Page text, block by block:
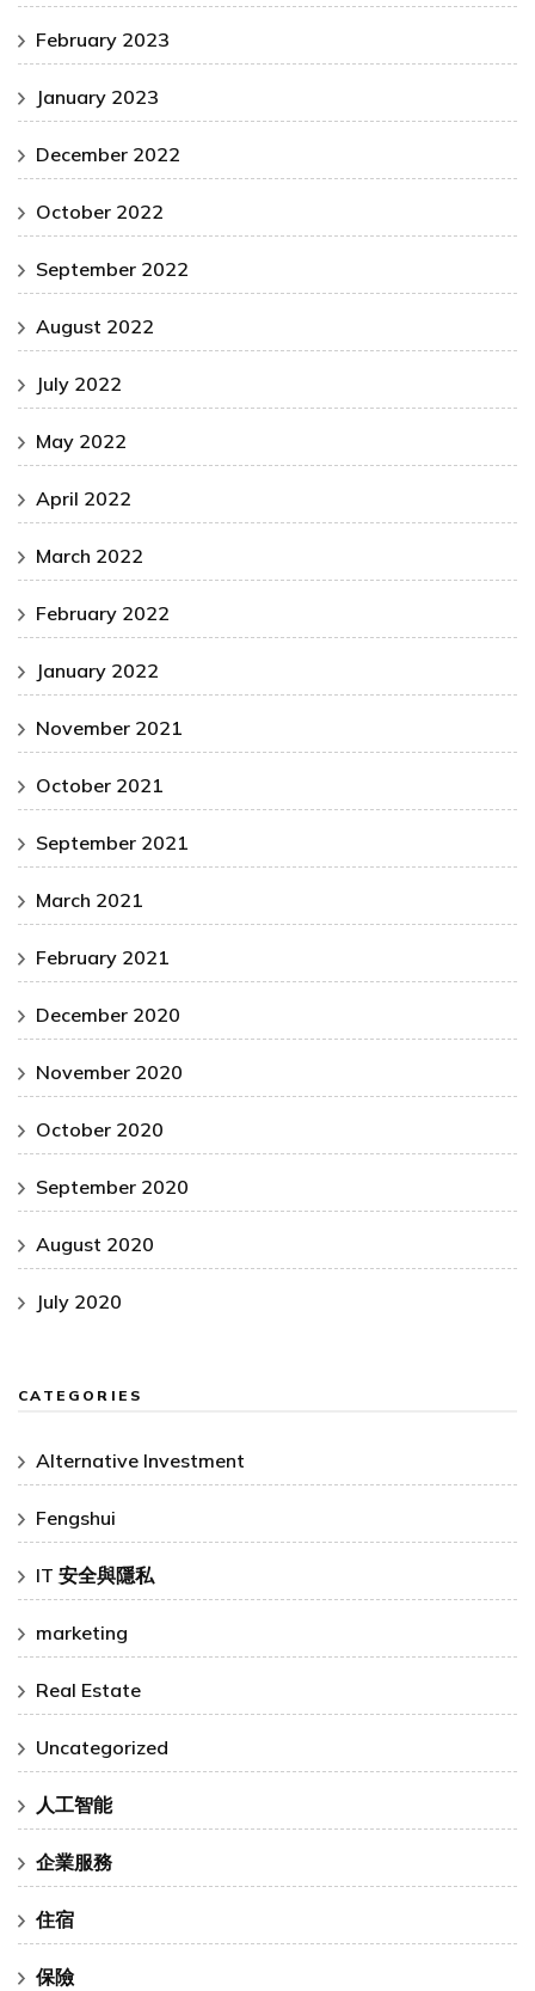
February 2023
January 2023
December 2022
October 2022
September 2022
August 2022
July 2022
May 2022
April 2022
March 2022
February 2022
January 2022
November 2021
October 2021
September 2021
March 2021
February 2021
December 2020
November 2020
October 2020
September 2020
August 2020
July 2020
CATEGORIES
Alternative Investment
Fengshui
IT 安全與隱私
marketing
Real Estate
Uncategorized
人工智能
企業服務
住宿
保險